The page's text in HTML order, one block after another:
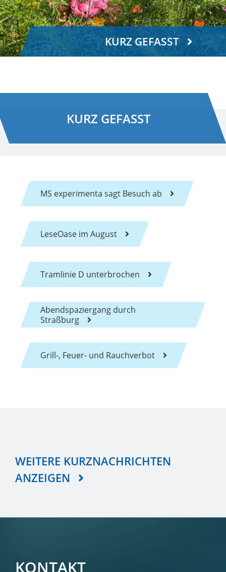
KURZ GEFASST
KURZ GEFASST
MS experimenta sagt Besuch ab
LeseOase im August
Tramlinie D unterbrochen
Abendspaziergang durch
Straßburg
Grill-, Feuer- und Rauchverbot
WEITERE KURZNACHRICHTEN
ANZEIGEN
KONTAKT